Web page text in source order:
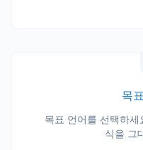
목
목표 언어를 선택하
식을 그